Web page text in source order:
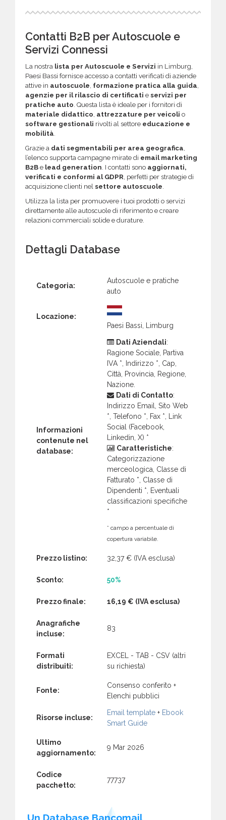
Contatti B2B per Autoscuole e
Servizi Connessi
La nostra lista per Autoscuole e Servizi in Limburg,
Paesi Bassi fornisce accesso a contatti verificati di aziende
attive in autoscuole, formazione pratica alla guida,
agenzie per il rilascio di certificati e servizi per
pratiche auto. Questa lista è ideale per i fornitori di
materiale didattico, attrezzature per veicoli o
software gestionali rivolti al settore educazione e
mobilità.
Grazie a dati segmentabili per area geografica,
l’elenco supporta campagne mirate di email marketing
B2B e lead generation. I contatti sono aggiornati,
verificati e conformi al GDPR, perfetti per strategie di
acquisizione clienti nel settore autoscuole.
Utilizza la lista per promuovere i tuoi prodotti o servizi
direttamente alle autoscuole di riferimento e creare
relazioni commerciali solide e durature.
Dettagli Database
Categoria:
Autoscuole e pratiche
auto
Locazione:
Paesi Bassi, Limburg
Informazioni
contenute nel
database:
Dati Aziendali:
Ragione Sociale, Partiva
IVA *, Indirizzo *, Cap,
Città, Provincia, Regione,
Nazione.
Dati di Contatto:
Indirizzo Email, Sito Web
*, Telefono *, Fax *, Link
Social (Facebook,
Linkedin, X) *
Caratteristiche:
Categorizzazione
merceologica, Classe di
Fatturato *, Classe di
Dipendenti *, Eventuali
classificazioni specifiche
*
* campo a percentuale di
copertura variabile.
Prezzo listino: 32,37 € (IVA esclusa)
Sconto: 50%
Prezzo finale: 16,19 € (IVA esclusa)
Anagrafiche
incluse:
83
Formati
distribuiti:
EXCEL - TAB - CSV (altri
su richiesta)
Fonte:
Consenso conferito +
Elenchi pubblici
Risorse incluse:
Email template + Ebook
Smart Guide
Ultimo
aggiornamento:
9 Mar 2026
Codice
pacchetto:
77737
Un Database Bancomail